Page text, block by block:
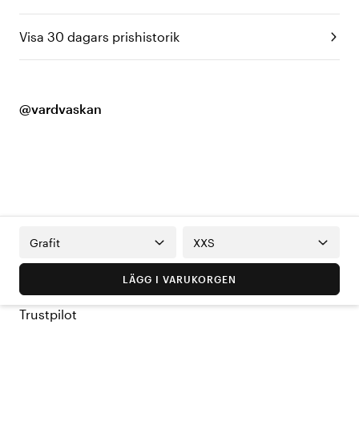
Visa 30 dagars prishistorik
@vardvaskan
Grafit XXS
LÄGG I VARUKORGEN
Trustpilot